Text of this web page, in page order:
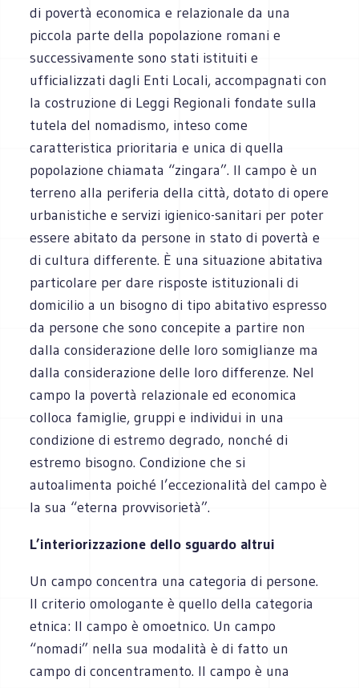
di povertà economica e relazionale da una
piccola parte della popolazione romani e
successivamente sono stati istituiti e
ufficializzati dagli Enti Locali, accompagnati con
la costruzione di Leggi Regionali fondate sulla
tutela del nomadismo, inteso come
caratteristica prioritaria e unica di quella
popolazione chiamata “zingara”. Il campo è un
terreno alla periferia della città, dotato di opere
urbanistiche e servizi igienico-sanitari per poter
essere abitato da persone in stato di povertà e
di cultura differente. È una situazione abitativa
particolare per dare risposte istituzionali di
domicilio a un bisogno di tipo abitativo espresso
da persone che sono concepite a partire non
dalla considerazione delle loro somiglianze ma
dalla considerazione delle loro differenze. Nel
campo la povertà relazionale ed economica
colloca famiglie, gruppi e individui in una
condizione di estremo degrado, nonché di
estremo bisogno. Condizione che si
autoalimenta poiché l’eccezionalità del campo è
la sua “eterna provvisorietà”.
L’interiorizzazione dello sguardo altrui
Un campo concentra una categoria di persone.
Il criterio omologante è quello della categoria
etnica: Il campo è omoetnico. Un campo
“nomadi” nella sua modalità è di fatto un
campo di concentramento. Il campo è una